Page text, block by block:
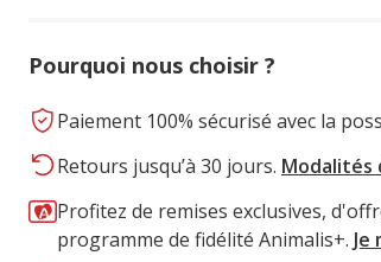
Pourquoi nous choisir ?
Paiement 100% sécurisé avec la
Retours jusqu’à 30 jours.
Profitez de remises exclusives,
programme de fidélité Animalis+. Je